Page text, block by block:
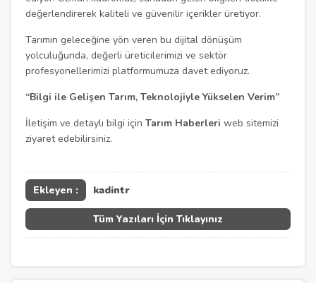
değerlendirerek kaliteli ve güvenilir içerikler üretiyor.
Tarımın geleceğine yön veren bu dijital dönüşüm
yolculuğunda, değerli üreticilerimizi ve sektör
profesyonellerimizi platformumuza davet ediyoruz.
“Bilgi ile Gelişen Tarım, Teknolojiyle Yükselen Verim”
İletişim ve detaylı bilgi içinTarım Haberleri web sitemizi
ziyaret edebilirsiniz.
Ekleyen : kadintr
Tüm Yazıları İçin Tıklayınız